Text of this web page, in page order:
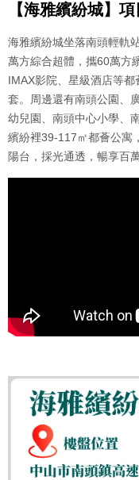
【海雅繽紛城】
海雅繽紛城坐落南頭輕軌
萬方綜合超體，攜60萬方
IMAX影院、星級酒店等
套。周邊還有南頭公園、
幼兒園、南頭中心小學、
繽紛裡39-117㎡都薈公寓
陽台，採光通透，暢享百